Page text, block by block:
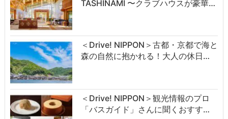
TASHINAMI 〜クラブハウスが豪華…
＜Drive! NIPPON＞古都・京都で海と
森の自然に抱かれる！大人の休日…
＜Drive! NIPPON＞観光情報のプロ
「バスガイド」さんに聞くおすす…